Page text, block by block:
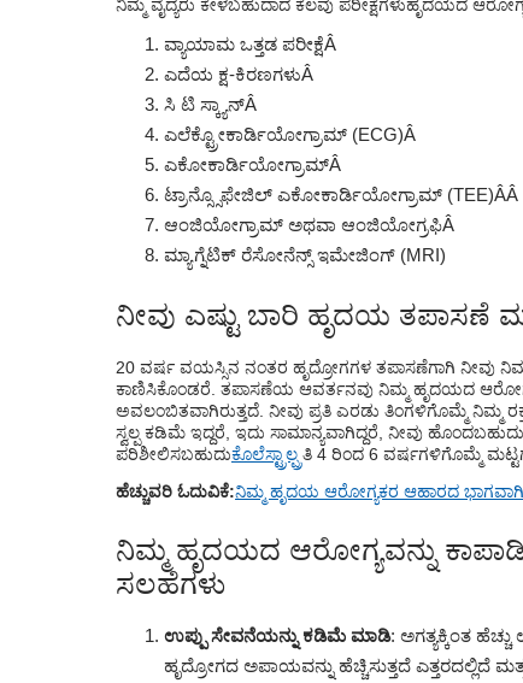
ನಿಮ್ಮ ವೈದ್ಯರು ಕೇಳಬಹುದಾದ ಕೆಲವು ಪರೀಕ್ಷೆಗಳುಹೃದಯದ
ವ್ಯಾಯಾಮ ಒತ್ತಡ ಪರೀಕ್ಷೆÂ
ಎದೆಯ ಕ್ಷ-ಕಿರಣಗಳುÂ
ಸಿ ಟಿ ಸ್ಕ್ಯಾನ್Â
ಎಲೆಕ್ಟ್ರೋಕಾರ್ಡಿಯೋಗ್ರಾಮ್ (ECG)Â
ಎಕೋಕಾರ್ಡಿಯೋಗ್ರಾಮ್Â
ಟ್ರಾನ್ಸ್ಸೊಫೇಜಿಲ್ ಎಕೋಕಾರ್ಡಿಯೋಗ್ರಾಮ್ (TEE)ÂÂ
ಆಂಜಿಯೋಗ್ರಾಮ್ ಅಥವಾ ಆಂಜಿಯೋಗ್ರಫಿÂ
ಮ್ಯಾಗ್ನೆಟಿಕ್ ರೆಸೋನೆನ್ಸ್ ಇಮೇಜಿಂಗ್ (MRI)
ನೀವು ಎಷ್ಟು ಬಾರಿ ಹೃದಯ ತಪಾಸಣೆ
20 ವರ್ಷ ವಯಸ್ಸಿನ ನಂತರ ಹೃದ್ರೋಗಗಳ ತಪಾಸಣೆಗಾಗಿ ನೀವು ನಿಮ್ಮ
ಕಾಣಿಸಿಕೊಂಡರೆ. ತಪಾಸಣೆಯ ಆವರ್ತನವು ನಿಮ್ಮ ಹೃದಯದ
ಅವಲಂಬಿತವಾಗಿರುತ್ತದೆ. ನೀವು ಪ್ರತಿ ಎರಡು ತಿಂಗಳಿಗೊಮ್ಮೆ ನಿಮ್ಮ
ಸ್ವಲ್ಪ ಕಡಿಮೆ ಇದ್ದರೆ, ಇದು ಸಾಮಾನ್ಯವಾಗಿದ್ದರೆ, ನೀವು ಹೊಂದಬಹುದು
ಪರಿಶೀಲಿಸಬಹುದುಕೊಲೆಸ್ಟ್ರಾಲ್ ಪ್ರತಿ 4 ರಿಂದ 6 ವರ್ಷಗಳಿಗೊಮ್ಮೆ
ಹೆಚ್ಚುವರಿ ಓದುವಿಕೆ:ನಿಮ್ಮ ಹೃದಯ ಆರೋಗ್ಯಕರ ಆಹಾರದ
ನಿಮ್ಮ ಹೃದಯದ ಆರೋಗ್ಯವನ್ನು
ಸಲಹೆಗಳು
ಉಪ್ಪು ಸೇವನೆಯನ್ನು ಕಡಿಮೆ ಮಾಡಿ: ಅಗತ್ಯಕ್ಕಿಂತ
ಹೃದ್ರೋಗದ ಅಪಾಯವನ್ನು ಹೆಚ್ಚಿಸುತ್ತದೆ ಎತ್ತರದಲ್ಲಿದೆ